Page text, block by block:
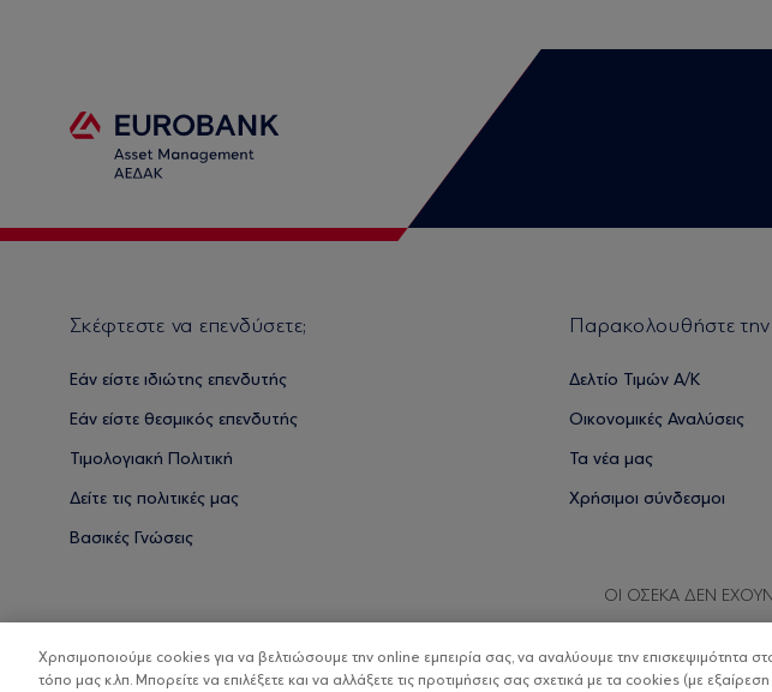
Σκέφτεστε να επενδύσετε;
Εάν είστε ιδιώτης επενδυτής
Εάν είστε θεσμικός επενδυτής
Τιμολογιακή Πολιτική
Δείτε τις πολιτικές μας
Βασικές Γνώσεις
Παρακολουθήστε
Δελτίο Τιμών Α/Κ
Οικονομικές Αναλύσεις
Τα νέα μας
Χρήσιμοι σύνδεσμοι
ΟΙ ΟΣΕΚΑ ΔΕΝ
Χρησιμοποιούμε cookies για να βελτιώσουμε την online εμπειρία σας, να αναλύουμε την επισκεψιμότητα
τόπο μας κ.λπ. Μπορείτε να επιλέξετε και να αλλάξετε τις προτιμήσεις σας σχετικά με τα cookies (με εξαίρεση